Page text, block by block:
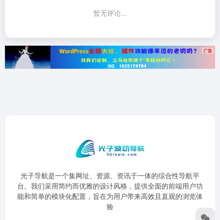
暂无评论...
光子导航是一个集网址、资源、资讯于一体的综合性导航平
台。我们采用简约而优雅的设计风格，提供全面的前端用户功
能和简单的模块化配置，旨在为用户带来高效且直观的浏览体
验